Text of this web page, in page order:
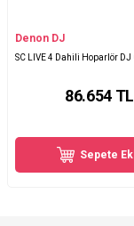
Denon DJ
SC LIVE 4 Dahili Hoparlör DJ
86.654TL
Sepete